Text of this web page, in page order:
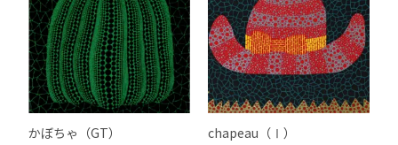
かぼちゃ（GT） chapeau（Ⅰ）